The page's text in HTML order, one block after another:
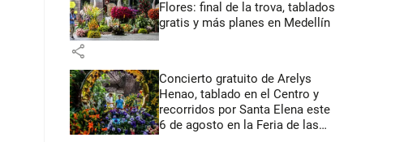
Flores: final de la trova, tablados
gratis y más planes en Medellín
share
Concierto gratuito de Arelys
Henao, tablado en el Centro y
recorridos por Santa Elena este
6 de agosto en la Feria de las